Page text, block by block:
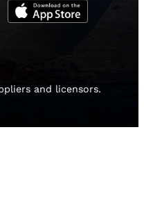
and licensors.